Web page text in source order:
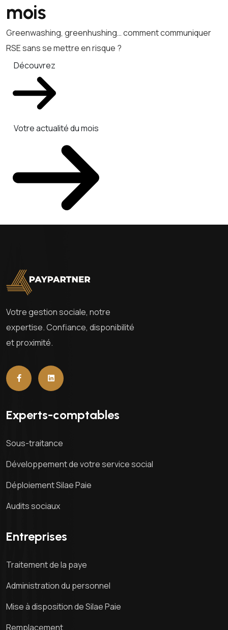
mois
Greenwashing, greenhushing… comment communiquer
RSE sans se mettre en risque ?
Découvrez
Votre actualité du mois
Votre gestion sociale, notre
expertise. Confiance, disponibilité
et proximité.
Experts-comptables
Sous-traitance
Développement de votre service social
Déploiement Silae Paie
Audits sociaux
Entreprises
Traitement de la paye
Administration du personnel
Mise à disposition de Silae Paie
Remplacement